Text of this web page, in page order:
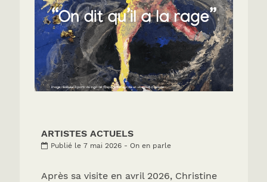
ARTISTES ACTUELS
Publié le 7 mai 2026 - On en parle
Après sa visite en avril 2026, Christine